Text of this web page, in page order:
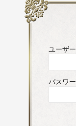
ユーザ
パスワ